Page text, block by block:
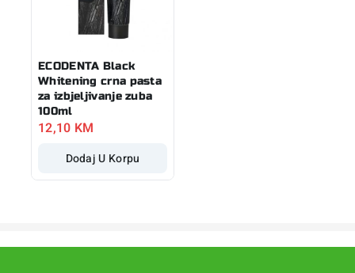
ECODENTA Black
Whitening crna pasta
za izbjeljivanje zuba
100ml
12,10 KM
Dodaj U Korpu